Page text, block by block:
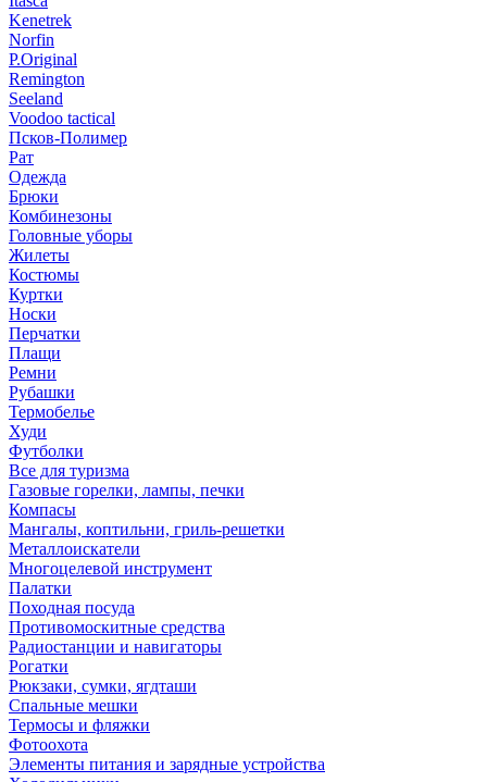
Kenetrek
Norfin
P.Original
Remington
Seeland
Voodoo tactical
Псков-Полимер
Рат
Одежда
Брюки
Комбинезоны
Головные уборы
Жилеты
Костюмы
Куртки
Носки
Перчатки
Плащи
Ремни
Рубашки
Термобелье
Худи
Футболки
Все для туризма
Газовые горелки, лампы, печки
Компасы
Мангалы, коптильни, гриль-решетки
Металлоискатели
Многоцелевой инструмент
Палатки
Походная посуда
Противомоскитные средства
Радиостанции и навигаторы
Рогатки
Рюкзаки, сумки, ягдташи
Спальные мешки
Термосы и фляжки
Фотоохота
Элементы питания и зарядные устройства